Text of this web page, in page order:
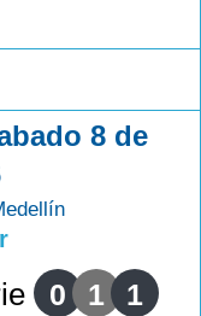
8 de
0 1 1